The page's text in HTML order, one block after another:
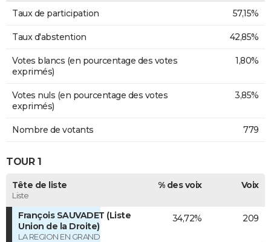
Taux de participation 57,15%
Taux d'abstention 42,85%
Votes blancs (en pourcentage des votes
exprimés)
1,80%
Votes nuls (en pourcentage des votes
exprimés)
3,85%
Nombre de votants 779
TOUR 1
Tête de liste
Liste
% des voix Voix
François SAUVADET (Liste
Union de la Droite)
LA REGION EN GRAND
34,72% 209